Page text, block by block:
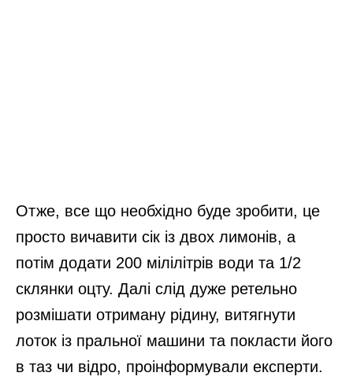
Отже, все що необхідно буде зробити, це
просто вичавити сік із двох лимонів, а
потім додати 200 мілілітрів води та 1/2
склянки оцту. Далі слід дуже ретельно
розмішати отриману рідину, витягнути
лоток із пральної машини та покласти його
в таз чи відро, проінформували експерти.